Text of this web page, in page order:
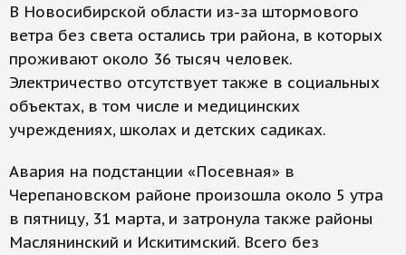
В Новосибирской области из-за штормового
ветра без света остались три района, в которых
проживают около 36 тысяч человек.
Электричество отсутствует также в социальных
объектах, в том числе и медицинских
учреждениях, школах и детских садиках.
Авария на подстанции «Посевная» в
Черепановском районе произошла около 5 утра
в пятницу, 31 марта, и затронула также районы
Маслянинский и Искитимский. Всего без